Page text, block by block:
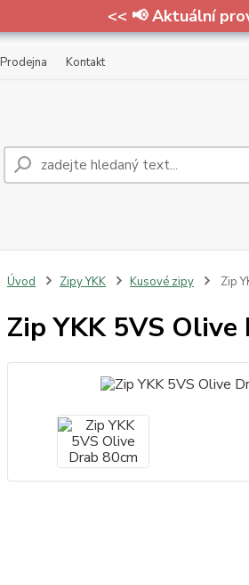
<< 📢 Aktuální
Prodejna Kontakt
Úvod Zipy YKK Kusové zipy Zip
Zip YKK 5VS Olive